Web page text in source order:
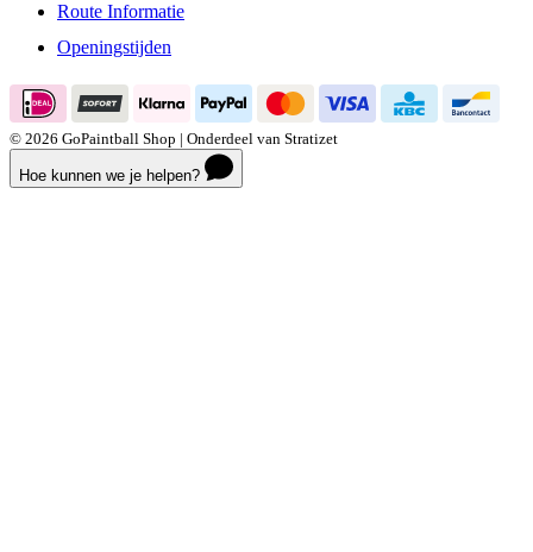
Route Informatie
Openingstijden
© 2026 GoPaintball Shop | Onderdeel van Stratizet
Hoe kunnen we je helpen?